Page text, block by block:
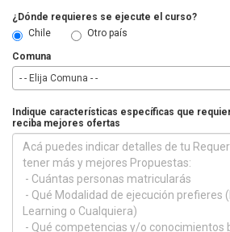
¿Dónde requieres se ejecute el curso?
Chile
Otro país
Comuna
- - Elija Comuna - -
Indique características específicas que
reciba mejores ofertas